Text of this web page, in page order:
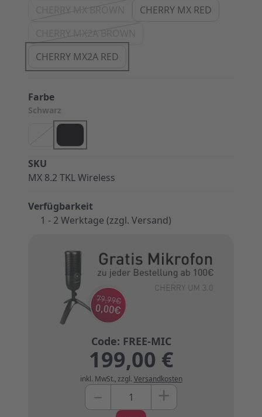
SKU
MX 8.2 TKL Wireless
Verfügbarkeit
1 - 2 Werktage (zzgl. Versand)
CHERRY MX RED
CHERRY MX2A RED
Farbe
Schwarz
199,00 €
inkl. MwSt.,zzgl. Versandkosten
Menge
– +